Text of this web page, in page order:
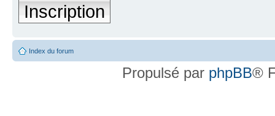
Inscription
Index du forum
Propulsé par phpBB®